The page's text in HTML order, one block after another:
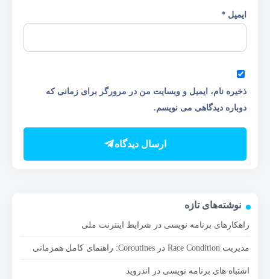
ایمیل *
ذخیره نام، ایمیل و وبسایت من در مرورگر برای زمانی که
دوباره دیدگاهی می نویسم.
ارسال دیدگاه
نوشته‌های تازه
راهکارهای برنامه نویسی در شرایط اینترنت ملی
مدیریت Race Condition در Coroutines: راهنمای کامل همزمانی
اشتباه های برنامه نویسی در اندروید